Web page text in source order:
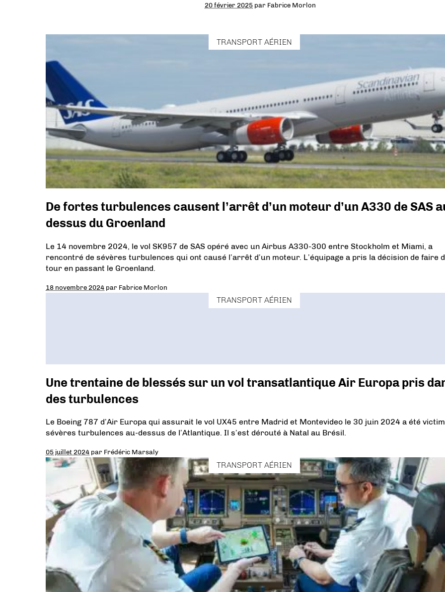
20 février 2025 par Fabrice Morlon
TRANSPORT AÉRIEN
De fortes turbulences causent l’arrêt d’un moteur d’un A330 de SAS
dessus du Groenland
Le 14 novembre 2024, le vol SK957 de SAS opéré avec un Airbus A330-300 entre Stockholm et Miami, a
rencontré de sévères turbulences qui ont causé l’arrêt d’un moteur. L’équipage a pris la décision de faire
tour en passant le Groenland.
18 novembre 2024 par Fabrice Morlon
TRANSPORT AÉRIEN
Une trentaine de blessés sur un vol transatlantique Air Europa pris
des turbulences
Le Boeing 787 d’Air Europa qui assurait le vol UX45 entre Madrid et Montevideo le 30 juin 2024 a été
sévères turbulences au-dessus de l’Atlantique. Il s’est dérouté à Natal au Brésil.
05 juillet 2024 par Frédéric Marsaly
TRANSPORT AÉRIEN